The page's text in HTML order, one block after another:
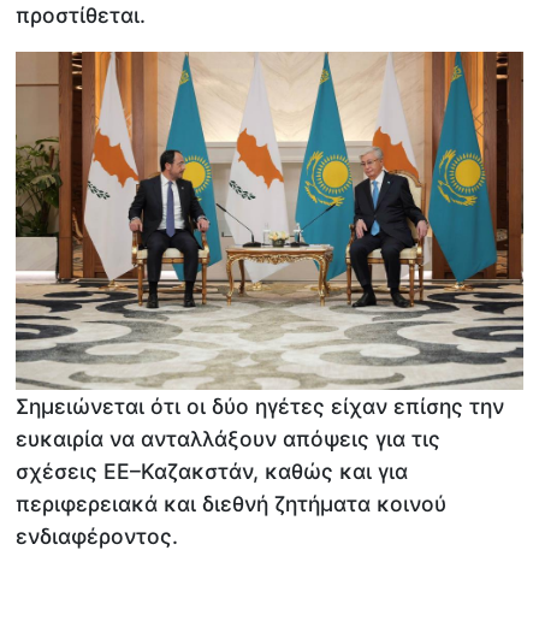
προστίθεται.
Σημειώνεται ότι οι δύο ηγέτες είχαν επίσης την
ευκαιρία να ανταλλάξουν απόψεις για τις
σχέσεις ΕΕ–Καζακστάν, καθώς και για
περιφερειακά και διεθνή ζητήματα κοινού
ενδιαφέροντος.